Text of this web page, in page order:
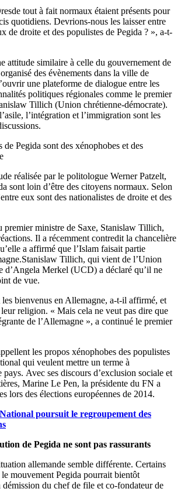
tout à fait normaux étaient présents pour
quotidiens. Devrions-nous les laisser entre
de droite et des populistes de Pegida ? », a-t-
attitude similaire à celle du gouvernement de
des évènements dans la ville de
une plateforme de dialogue entre les
politiques régionales comme le premier
Tillich (Union chrétienne-démocrate).
l’intégration et l’immigration sont les
de Pegida sont des xénophobes et des
réalisée par le politologue Werner Patzelt,
sont loin d’être des citoyens normaux. Selon
eux sont des nationalistes de droite et des
premier ministre de Saxe, Stanislaw Tillich,
Il a récemment contredit la chancelière
a affirmé que l’Islam faisait partie
Tillich, qui vient de l’Union
d’Angela Merkel (UCD) a déclaré qu’il ne
de vue.
bienvenus en Allemagne, a-t-il affirmé, et
religion. « Mais cela ne veut pas dire que
de l’Allemagne », a continué le premier
les propos xénophobes des populistes
qui veulent mettre un terme à
Avec ses discours d’exclusion sociale et
Marine Le Pen, la présidente du FN a
lors des élections européennes de 2014.
poursuit le regroupement des
de Pegida ne sont pas rassurants
allemande semble différente. Certains
mouvement Pegida pourrait bientôt
démission du chef de file et co-fondateur de